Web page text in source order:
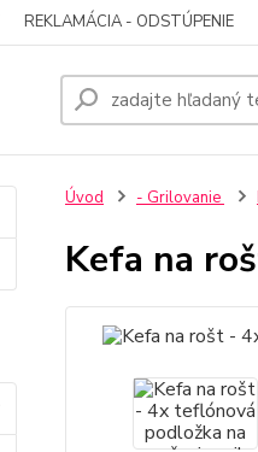
REKLAMÁCIA - ODSTÚPENIE
Úvod - Grilovanie
Kefa na